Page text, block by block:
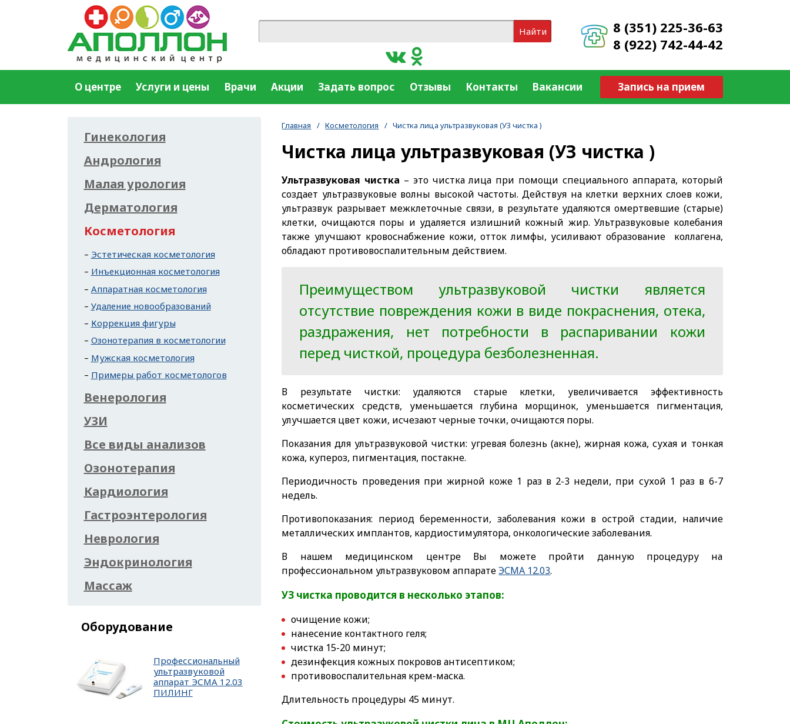
8 (351) 225-36-63
8 (922) 742-44-42
Найти
Запись на прием
О центре Услуги и цены Врачи Акции Задать вопрос Отзывы Контакты Вакансии
Главная / Косметология / Чистка лица ультразвуковая (УЗ чистка )
Чистка лица ультразвуковая (УЗ чистка )
Ультразвуковая чистка – это чистка лица при помощи специального аппарата, который
создает ультразвуковые волны высокой частоты. Действуя на клетки верхних слоев кожи,
ультразвук разрывает межклеточные связи, в результате удаляются омертвевшие (старые)
клетки, очищаются поры и удаляется излишний кожный жир. Ультразвуковые колебания
также улучшают кровоснабжение кожи, отток лимфы, усиливают образование коллагена,
обладают противовоспалительным действием.
Преимуществом ультразвуковой чистки является
отсутствие повреждения кожи в виде покраснения, отека,
раздражения, нет потребности в распаривании кожи
перед чисткой, процедура безболезненная.
В результате чистки: удаляются старые клетки, увеличивается эффективность
косметических средств, уменьшается глубина морщинок, уменьшается пигментация,
улучшается цвет кожи, исчезают черные точки, очищаются поры.
Показания для ультразвуковой чистки: угревая болезнь (акне), жирная кожа, сухая и тонкая
кожа, купероз, пигментация, постакне.
Периодичность проведения при жирной коже 1 раз в 2-3 недели, при сухой 1 раз в 6-7
недель.
Противопоказания: период беременности, заболевания кожи в острой стадии, наличие
металлических имплантов, кардиостимулятора, онкологические заболевания.
В нашем медицинском центре Вы можете пройти данную процедуру на
профессиональном ультразвуковом аппаратеЭСМА 12.03.
УЗ чистка проводится в несколько этапов:
очищение кожи;
нанесение контактного геля;
чистка 15-20 минут;
дезинфекция кожных покровов антисептиком;
противовоспалительная крем-маска.
Длительность процедуры 45 минут.
Гинекология
Андрология
Малая урология
Дерматология
Косметология
Эстетическая косметология
Инъекционная косметология
Аппаратная косметология
Удаление новообразований
Коррекция фигуры
Озонотерапия в косметологии
Мужская косметология
Примеры работ косметологов
Венерология
УЗИ
Все виды анализов
Озонотерапия
Кардиология
Гастроэнтерология
Неврология
Эндокринология
Массаж
Оборудование
Профессиональный
ультразвуковой
аппарат ЭСМА 12.03
ПИЛИНГ